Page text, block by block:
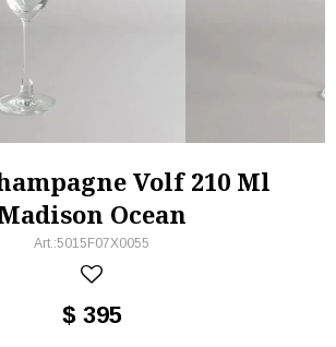
Volf 210 Ml
Ocean
5015F07X0055
$ 395